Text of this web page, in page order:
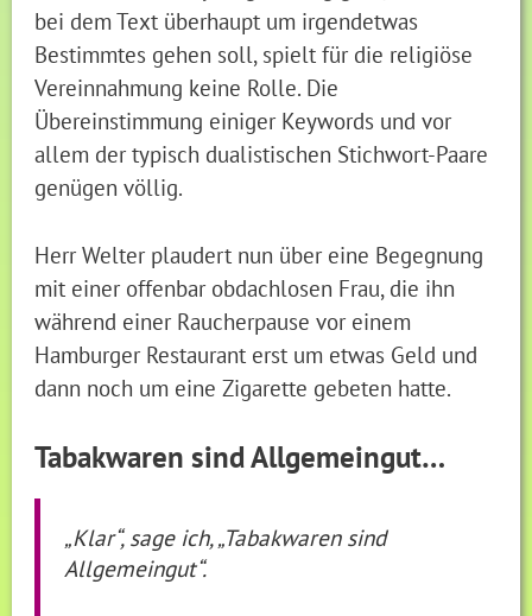
bei dem Text überhaupt um irgendetwas
Bestimmtes gehen soll, spielt für die religiöse
Vereinnahmung keine Rolle. Die
Übereinstimmung einiger Keywords und vor
allem der typisch dualistischen Stichwort-Paare
genügen völlig.
Herr Welter plaudert nun über eine Begegnung
mit einer offenbar obdachlosen Frau, die ihn
während einer Raucherpause vor einem
Hamburger Restaurant erst um etwas Geld und
dann noch um eine Zigarette gebeten hatte.
Tabakwaren sind Allgemeingut…
„Klar“, sage ich, „Tabakwaren sind
Allgemeingut“.